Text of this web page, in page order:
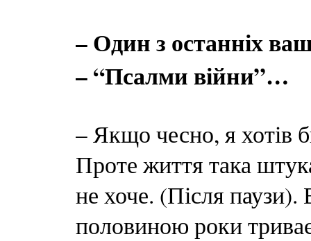
– Один з останніх
– “Псалми війни”…
– Якщо чесно, я хотів
Проте життя така
не хоче. (Після паузи).
половиною роки